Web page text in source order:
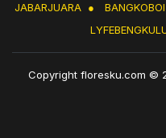
JABARJUARA ● BANGKOBOI
Copyrightfloresku.com ©